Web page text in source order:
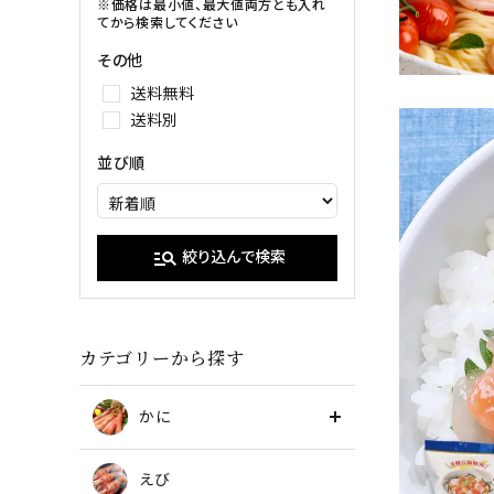
イクラ
たらこ・
※価格は最小値、最大値両方とも入れ
てから検索してください
その他
送料無料
送料別
並び順
manage_search 絞り込んで検索
カテゴリーから探す
かに
えび